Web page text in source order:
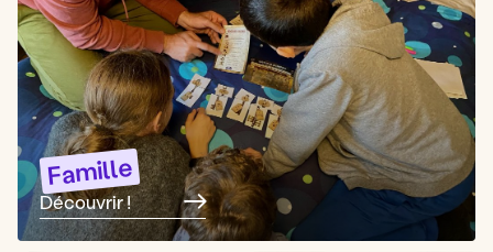
Famille
Découvrir !